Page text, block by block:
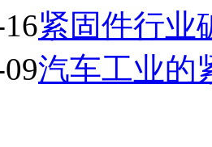
紧固件行
汽车工业的